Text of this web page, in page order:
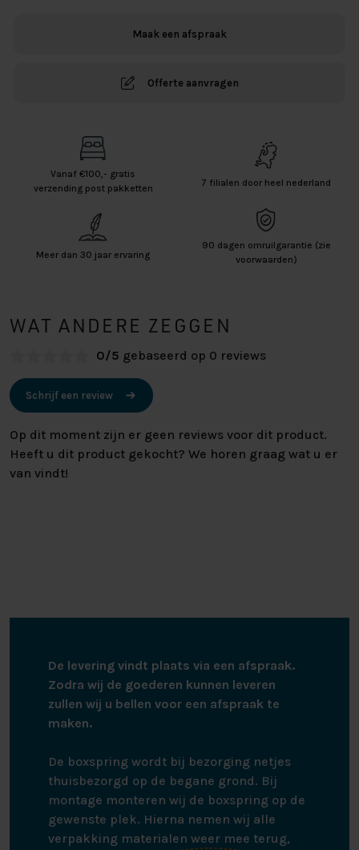
Maak een afspraak
Offerte aanvragen
Vanaf €100,- gratis
verzending post pakketten
7 filialen door heel nederland
Meer dan 30 jaar ervaring
90 dagen omruilgarantie (zie
voorwaarden)
WAT ANDERE ZEGGEN
0/5 gebaseerd op 0 reviews
Schrijf een review
Op dit moment zijn er geen reviews voor dit product.
Heeft u dit product gekocht? We horen graag wat u er
van vindt!
De levering vindt plaats via een afspraak.
Zodra wij de goederen kunnen leveren
zullen wij u bellen voor een afspraak te
maken.
De boxspring wordt bij bezorging netjes
thuisbezorgd op de begane grond. Bij
montage monteren wij de boxspring op de
gewenste plek. Hierna nemen wij alle
verpakking materialen weer mee terug,